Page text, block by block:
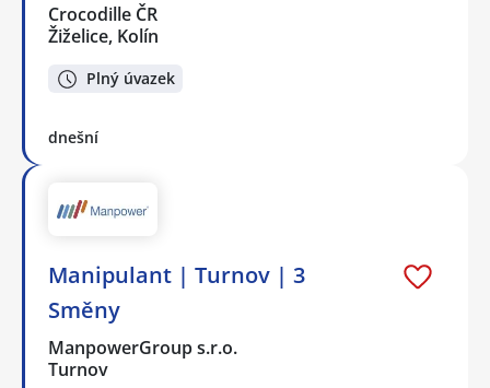
Crocodille ČR
Žiželice, Kolín
Plný úvazek
dnešní
Manipulant | Turnov | 3
Směny
ManpowerGroup s.r.o.
Turnov